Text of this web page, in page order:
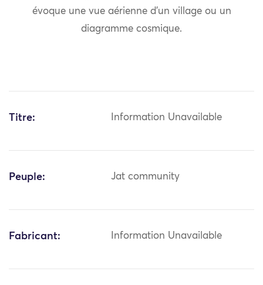
évoque une vue aérienne d’un village ou un
diagramme cosmique.
Titre: Information Unavailable
Peuple: Jat community
Fabricant: Information Unavailable